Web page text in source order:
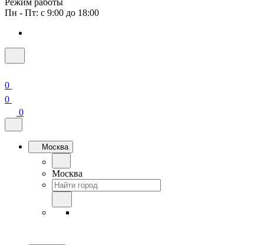
Режим работы
Пн - Пт: с 9:00 до 18:00
0
0
0
Москва
Москва